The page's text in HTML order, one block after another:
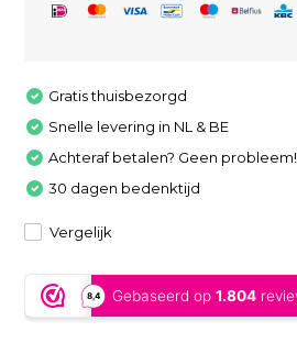
Gratis thuisbezorgd
Snelle levering in NL & BE
Achteraf betalen? Geen probleem!
30 dagen bedenktijd
Vergelijk